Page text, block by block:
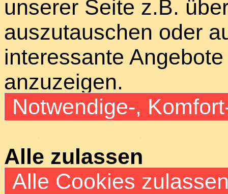
unserer Seite z.B.
auszutauschen oder
interessante
anzuzeigen.
Notwendige-,
Alle zulassen
Alle Cookies